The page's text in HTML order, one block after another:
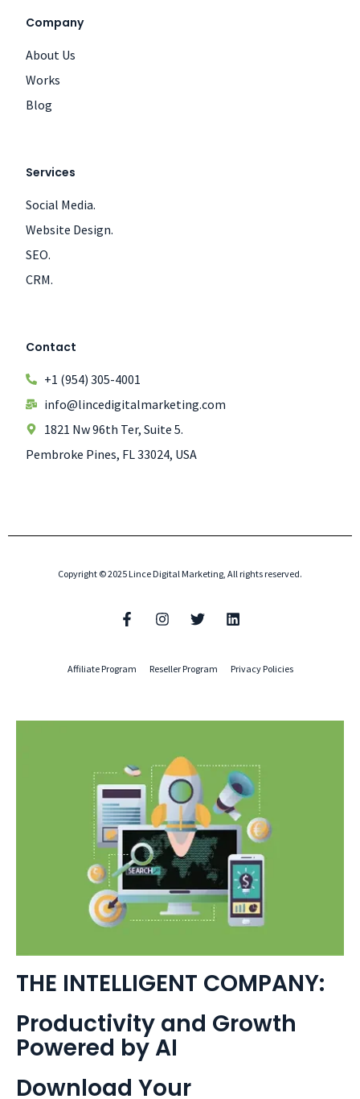
Company
About Us
Works
Blog
Services
Social Media.
Website Design.
SEO.
CRM.
Contact
+1 (954) 305-4001
info@lincedigitalmarketing.com
1821 Nw 96th Ter, Suite 5.
Pembroke Pines, FL 33024, USA
Copyright © 2025 Lince Digital Marketing, All rights reserved.
Affiliate Program Reseller Program Privacy Policies
THE INTELLIGENT COMPANY:
Productivity and Growth
Powered by AI
Download Your